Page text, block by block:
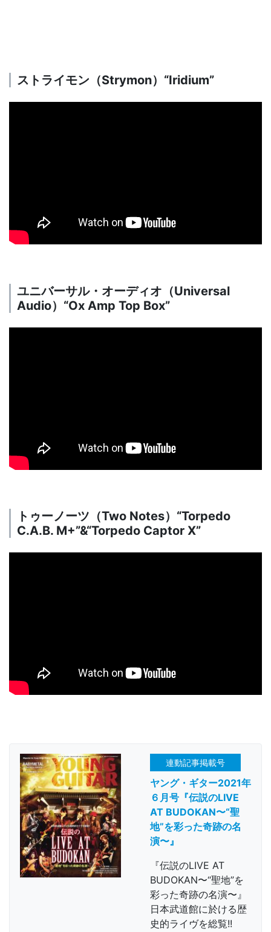
ストライモン（Strymon）“Iridium”
ユニバーサル・オーディオ（Universal
Audio）“Ox Amp Top Box”
トゥーノーツ（Two Notes）“Torpedo
C.A.B. M+”&“Torpedo Captor X”
連動記事掲載号
ヤング・ギター2021年
６月号『伝説のLIVE
AT BUDOKAN〜“聖
地”を彩った奇跡の名
演〜』
『伝説のLIVE AT
BUDOKAN〜“聖地”を
彩った奇跡の名演〜』
日本武道館に於ける歴
史的ライヴを総覧!!